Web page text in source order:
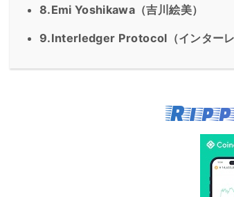
8.Emi Yoshikawa（吉川絵美）
9.Interledger Protocol（インターレ